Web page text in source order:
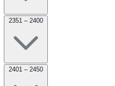
2351 – 2400
2401 – 2450